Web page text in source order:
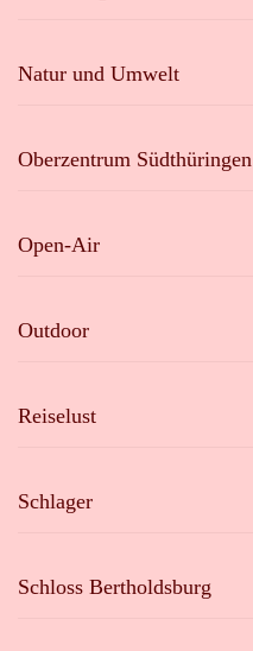
Natur und Umwelt
Oberzentrum Südthüringen
Open-Air
Outdoor
Reiselust
Schlager
Schloss Bertholdsburg